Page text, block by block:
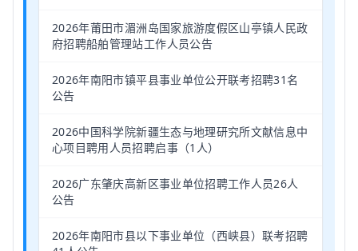
2026年莆田市湄洲岛国家旅游度假区山亭镇人民政
府招聘船舶管理站工作人员公告
2026年南阳市镇平县事业单位公开联考招聘31名
公告
2026中国科学院新疆生态与地理研究所文献信息中
心项目聘用人员招聘启事（1人）
2026广东肇庆高新区事业单位招聘工作人员26人
公告
2026年南阳市县以下事业单位（西峡县）联考招聘